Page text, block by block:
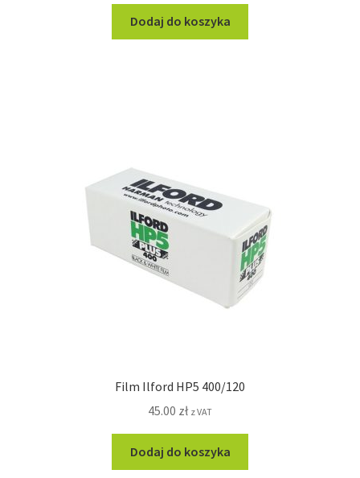
Dodaj do koszyka
Film Ilford HP5 400/120
45.00 zł z VAT
Dodaj do koszyka